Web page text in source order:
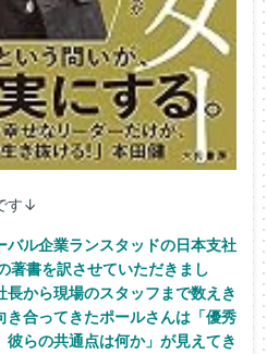
す↓
ル企業ランスタッドの日本支社
著書を訳させていただきまし
から現場のスタッフまで数えき
き合ってきたポールさんは「優秀
らの共通点は何か」が見えてき